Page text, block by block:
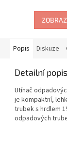
Popis Diskuze
Detailní
Utínač
je kompaktní,
trubek s hrdlem
odpadových